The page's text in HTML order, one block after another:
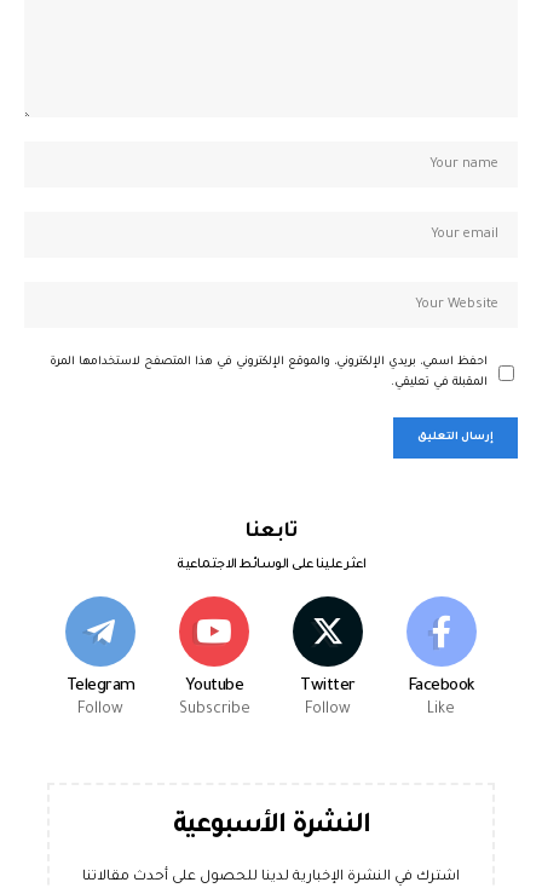
احفظ اسمي، بريدي الإلكتروني، والموقع الإلكتروني في هذا المتصفح لاستخدامها المرة
المقبلة في تعليقي.
تابعنا
اعثر علينا على الوسائط الاجتماعية
Facebook
Like
Twitter
Follow
Youtube
Subscribe
Telegram
Follow
النشرة الأسبوعية
اشترك في النشرة الإخبارية لدينا للحصول على أحدث مقالاتنا